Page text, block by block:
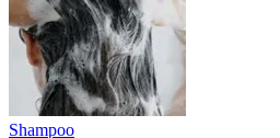
Shampoo